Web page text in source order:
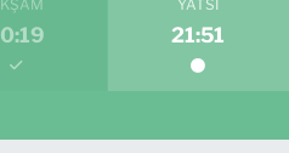
YATSI
21:51